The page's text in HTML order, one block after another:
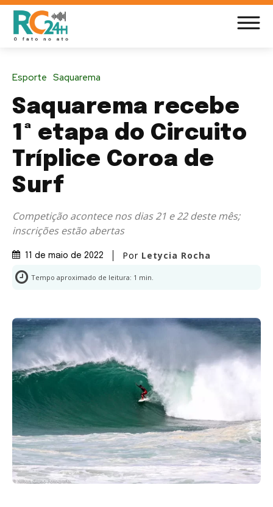
Esporte Saquarema
Saquarema recebe
1ª etapa do Circuito
Tríplice Coroa de
Surf
Competição acontece nos dias 21 e 22 deste mês;
inscrições estão abertas
11 de maio de 2022 Por Letycia Rocha
Tempo aproximado de leitura: 1 min.